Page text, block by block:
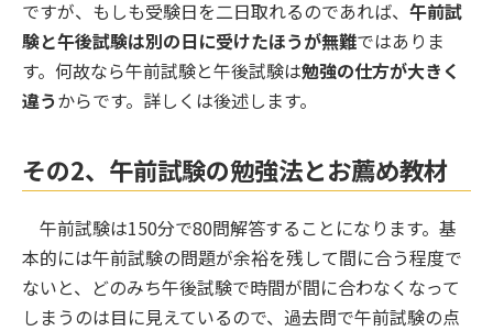
ですが、もしも受験日を二日取れるのであれば、 午前試
験と午後試験は別の日に受けたほうが無難ではありま
す。何故なら午前試験と午後試験は勉強の仕方が大きく
違うからです。詳しくは後述します。
その2、午前試験の勉強法とお薦め教材
午前試験は150分で80問解答することになります。基
本的には午前試験の問題が余裕を残して間に合う程度で
ないと、どのみち午後試験で時間が間に合わなくなって
しまうのは目に見えているので、過去問で午前試験の点